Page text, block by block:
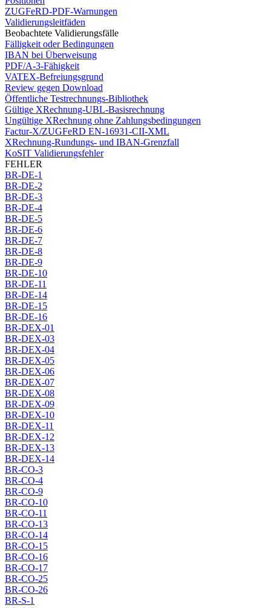
ZUGFeRD-PDF-Warnungen
Validierungsleitfäden
Beobachtete Validierungsfälle
Fälligkeit oder Bedingungen
IBAN bei Überweisung
PDF/A-3-Fähigkeit
VATEX-Befreiungsgrund
Review gegen Download
Öffentliche Testrechnungs-Bibliothek
Gültige XRechnung-UBL-Basisrechnung
Ungültige XRechnung ohne Zahlungsbedingungen
Factur-X/ZUGFeRD EN-16931-CII-XML
XRechnung-Rundungs- und IBAN-Grenzfall
KoSIT Validierungsfehler
FEHLER
BR-DE-1
BR-DE-2
BR-DE-3
BR-DE-4
BR-DE-5
BR-DE-6
BR-DE-7
BR-DE-8
BR-DE-9
BR-DE-10
BR-DE-11
BR-DE-14
BR-DE-15
BR-DE-16
BR-DEX-01
BR-DEX-03
BR-DEX-04
BR-DEX-05
BR-DEX-06
BR-DEX-07
BR-DEX-08
BR-DEX-09
BR-DEX-10
BR-DEX-11
BR-DEX-12
BR-DEX-13
BR-DEX-14
BR-CO-3
BR-CO-4
BR-CO-9
BR-CO-10
BR-CO-11
BR-CO-13
BR-CO-14
BR-CO-15
BR-CO-16
BR-CO-17
BR-CO-25
BR-CO-26
BR-S-1